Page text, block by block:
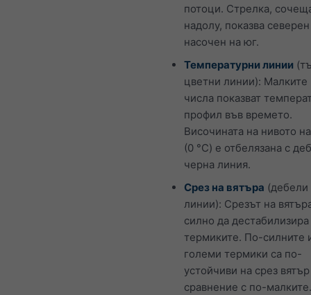
потоци. Стрелка,
надолу, показва
насочен на юг.
Температурни линии
цветни линии): Малките
числа показват
профил във времето.
Височината на нивото
(0 °C) е отбелязана с
черна линия.
Срез на вятъра
линии): Срезът на
силно да дестабилизира
термиките. По-силните
големи термики са по-
устойчиви на срез
сравнение с по-малките.